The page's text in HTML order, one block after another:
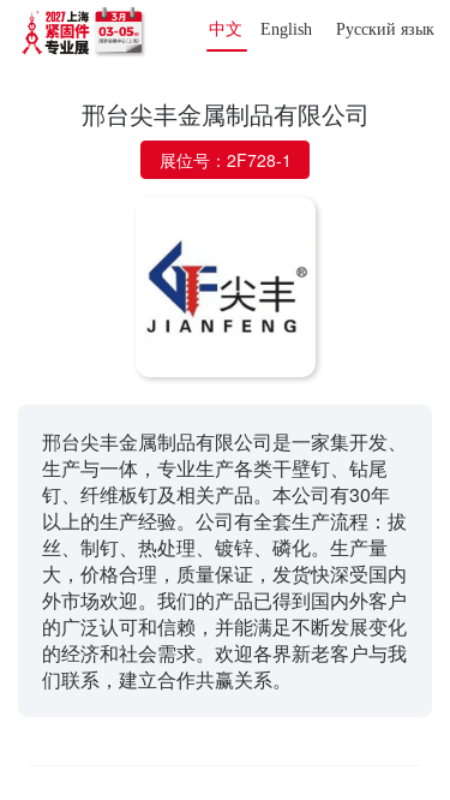
中文 English Русский язык
邢台尖丰金属制品有限公司
展位号：2F728-1
邢台尖丰金属制品有限公司是一家集开发、
生产与一体，专业生产各类干壁钉、钻尾
钉、纤维板钉及相关产品。本公司有30年
以上的生产经验。公司有全套生产流程：拔
丝、制钉、热处理、镀锌、磷化。生产量
大，价格合理，质量保证，发货快深受国内
外市场欢迎。我们的产品已得到国内外客户
的广泛认可和信赖，并能满足不断发展变化
的经济和社会需求。欢迎各界新老客户与我
们联系，建立合作共赢关系。